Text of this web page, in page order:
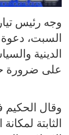
وجه رئيس
السبت،
الدينية
على ضرورة
وقال الحكيم
الثابتة